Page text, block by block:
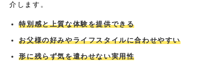
介します。
特別感と上質な体験を提供できる
お父様の好みやライフスタイルに合わせやすい
形に残らず気を遣わせない実用性